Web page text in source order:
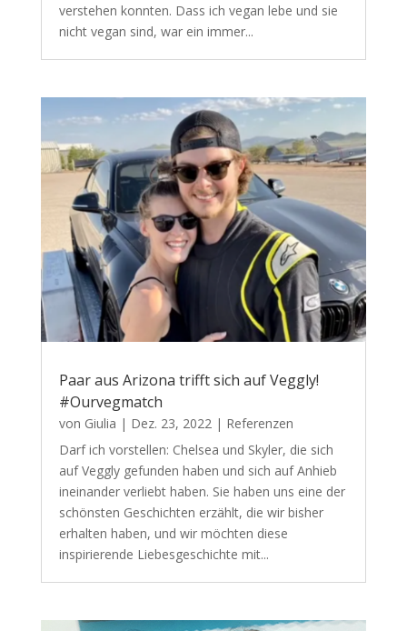
verstehen konnten. Dass ich vegan lebe und sie
nicht vegan sind, war ein immer...
Paar aus Arizona trifft sich auf Veggly!
#Ourvegmatch
von Giulia | Dez. 23, 2022| Referenzen
Darf ich vorstellen: Chelsea und Skyler, die sich
auf Veggly gefunden haben und sich auf Anhieb
ineinander verliebt haben. Sie haben uns eine der
schönsten Geschichten erzählt, die wir bisher
erhalten haben, und wir möchten diese
inspirierende Liebesgeschichte mit...